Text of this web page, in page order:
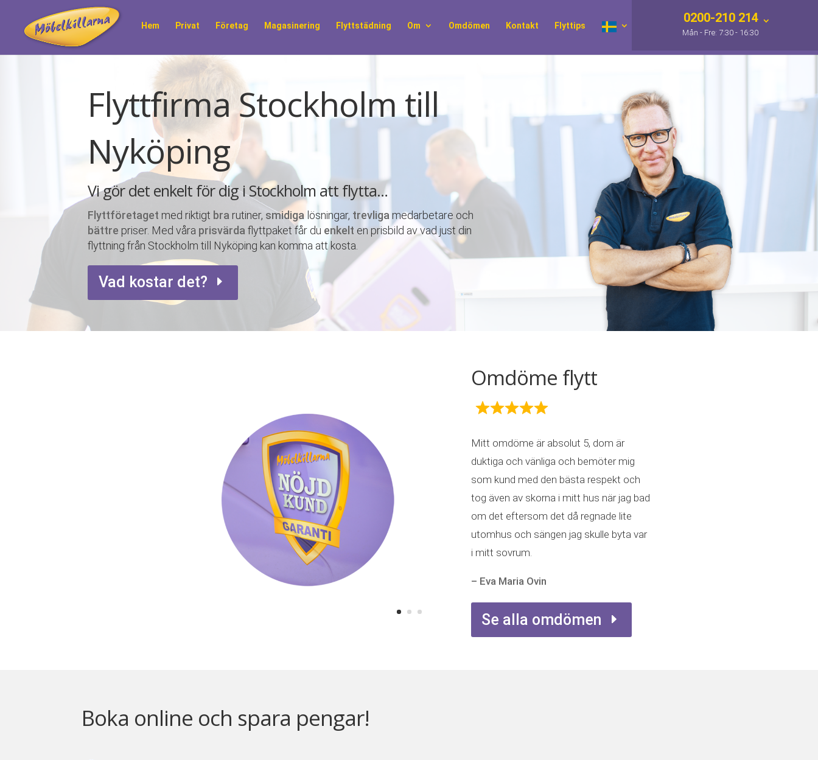
Hem Privat Företag Magasinering Flyttstädning Om Omdömen Kontakt
0200-210 214
Flyttips
Flyttfirma Stockholm till
Nyköping
Vi gör det enkelt för dig i Stockholm att flytta…
Flyttföretaget med riktigt bra rutiner, smidiga lösningar, trevliga medarbetare och
bättre priser. Med våra prisvärda flyttpaket får du enkelt en prisbild av vad just din
flyttning från Stockholm till Nyköping kan komma att kosta.
Vad kostar det?
Omdöme flytt
Mitt omdöme är absolut 5, dom är
duktiga och vänliga och bemöter mig
som kund med den bästa respekt och
tog även av skorna i mitt hus när jag bad
om det eftersom det då regnade lite
utomhus och sängen jag skulle byta var
i mitt sovrum.
– Eva Maria Ovin
Se alla omdömen
Boka online och spara pengar!